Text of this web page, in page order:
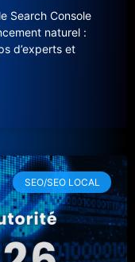
Search Console
naturel :
d’experts et
SEO/SEO LOCAL